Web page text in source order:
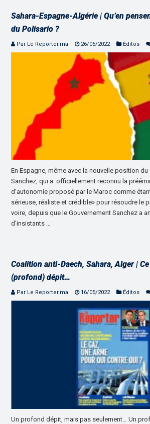
Sahara-Espagne-Algérie | Qu’en
du Polisario ?
Par Le Reporter.ma 26/05/2022 Éditos
En Espagne, même avec la nouvelle position du
Sanchez, qui a officiellement reconnu la
d’autonomie proposé par le Maroc comme
sérieuse, réaliste et crédible» pour résoudre le
voire, depuis que le Gouvernement Sanchez a
d’insistants …
Coalition anti-Daech, Sahara, Alger |
(profond) dépit…
Par Le Reporter.ma 16/05/2022 Éditos
Un profond dépit, mais pas seulement… Un